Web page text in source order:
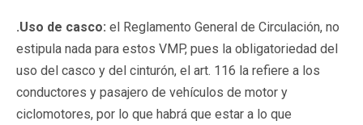
.Uso de casco: el Reglamento General de Circulación, no
estipula nada para estos VMP, pues la obligatoriedad del
uso del casco y del cinturón, el art. 116 la refiere a los
conductores y pasajero de vehículos de motor y
ciclomotores, por lo que habrá que estar a lo que